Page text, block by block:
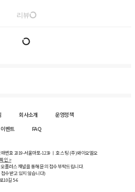
리뷰
회사소개
운영정책
이벤트 FAQ
번호 2019-서울마포-1239 ㅣ 호스팅 (주)와이오엘오
인 >
플러스 채널을 통해 문의 접수 부탁드립니다.
수받고 있지 않습니다)
10길5-6